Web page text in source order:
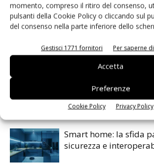
momento, compreso il ritiro del consenso,
pulsanti della Cookie Policy o cliccando sul
del consenso nella parte inferiore dello
Gestisci 1771 fornitori Per saperne
Accetta
Preferenze
Cookie Policy Privacy Policy
Facebook Twitter
ALTRO DALL'AUTORE
IA autonoma: la
decisiva
Smart home: la sfida
sicurezza e